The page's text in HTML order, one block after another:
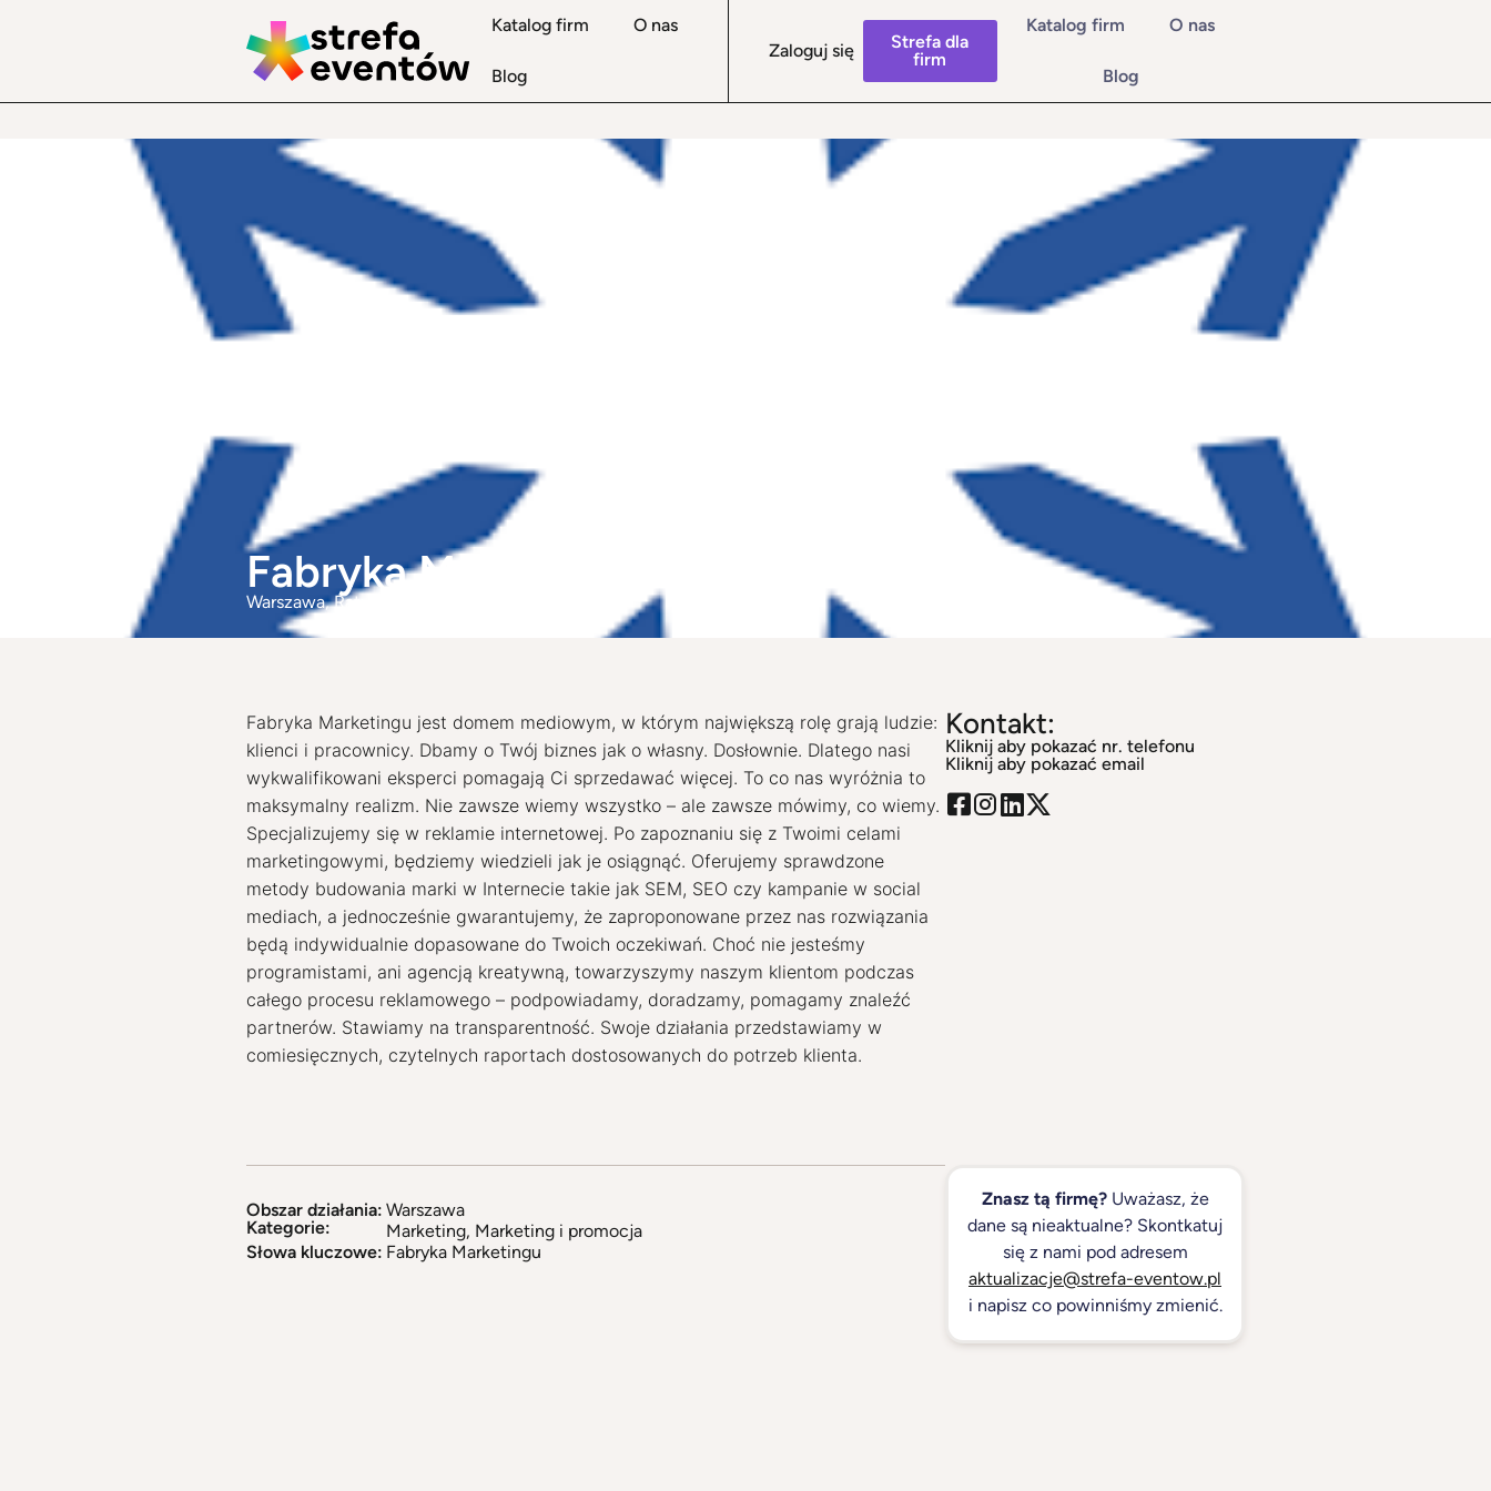
Katalog firm O nas
Blog
Zaloguj się
Strefa dla
firm
Katalog firm O nas
Blog
Fabryka Marketingu sp. z o.o.
Warszawa, Ratuszowa 11
Fabryka Marketingu jest domem mediowym, w którym największą rolę grają ludzie:
klienci i pracownicy. Dbamy o Twój biznes jak o własny. Dosłownie. Dlatego nasi
wykwalifikowani eksperci pomagają Ci sprzedawać więcej. To co nas wyróżnia to
maksymalny realizm. Nie zawsze wiemy wszystko – ale zawsze mówimy, co wiemy.
Specjalizujemy się w reklamie internetowej. Po zapoznaniu się z Twoimi celami
marketingowymi, będziemy wiedzieli jak je osiągnąć. Oferujemy sprawdzone
metody budowania marki w Internecie takie jak SEM, SEO czy kampanie w social
mediach, a jednocześnie gwarantujemy, że zaproponowane przez nas rozwiązania
będą indywidualnie dopasowane do Twoich oczekiwań. Choć nie jesteśmy
programistami, ani agencją kreatywną, towarzyszymy naszym klientom podczas
całego procesu reklamowego – podpowiadamy, doradzamy, pomagamy znaleźć
partnerów. Stawiamy na transparentność. Swoje działania przedstawiamy w
comiesięcznych, czytelnych raportach dostosowanych do potrzeb klienta.
Kontakt:
Kliknij aby pokazać nr. telefonu
Kliknij aby pokazać email
Obszar działania: Warszawa
Kategorie:
Marketing, Marketing i promocja
Słowa kluczowe: Fabryka Marketingu
Znasz tą firmę?Uważasz, że
dane są nieaktualne? Skontkatuj
się z nami pod adresem
aktualizacje@strefa-eventow.pl
i napisz co powinniśmy zmienić.